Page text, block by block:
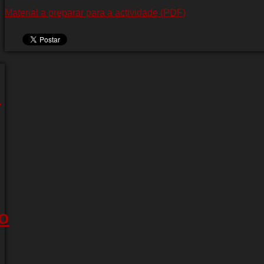
Material a preparar para a actividade (PDF)